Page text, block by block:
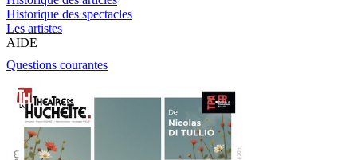
Historique des spectacles
Les artistes
AIDE
Questions courantes